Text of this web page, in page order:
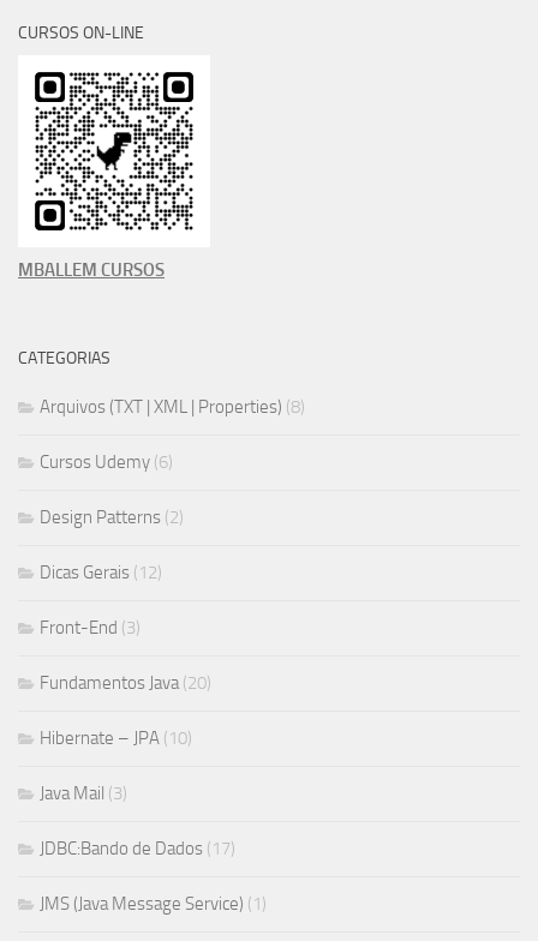
CURSOS ON-LINE
MBALLEM CURSOS
CATEGORIAS
Arquivos (TXT | XML | Properties) (8)
Cursos Udemy (6)
Design Patterns (2)
Dicas Gerais (12)
Front-End (3)
Fundamentos Java(20)
Hibernate – JPA (10)
Java Mail (3)
JDBC:Bando de Dados (17)
JMS (Java Message Service) (1)